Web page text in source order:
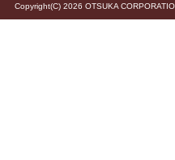
Copyright(C) 2026 OTSUKA